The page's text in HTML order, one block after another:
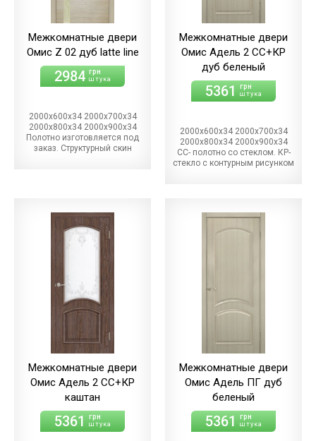
Межкомнатные двери
Омис Z 02 дуб latte line
2984 грн
штука
2000х600х34 2000х700х34
2000х800х34 2000х900х34
Полотно изготовляется под
заказ. Структурный скин
Межкомнатные двери
Омис Адель 2 СС+КР
дуб беленый
5361 грн
штука
2000х600х34 2000х700х34
2000х800х34 2000х900х34
СС- полотно со стеклом. КР-
стекло с контурным рисунком
Межкомнатные двери
Омис Адель 2 СС+КР
каштан
5361 грн
штука
Межкомнатные двери
Омис Адель ПГ дуб
беленый
5361 грн
штука